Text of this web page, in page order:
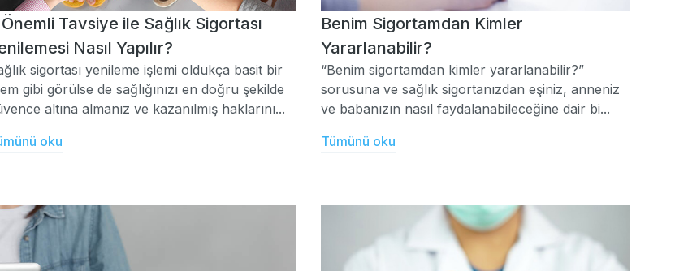
Tavsiye ile Sağlık Sigortası
Nasıl Yapılır?
sigortası yenileme işlemi oldukça basit bir
gibi görülse de sağlığınızı en doğru şekilde
altına almanız ve kazanılmış haklarını...
oku
Benim Sigortamdan Kimler
Yararlanabilir?
“Benim sigortamdan kimler yararlanabilir?”
sorusuna ve sağlık sigortanızdan eşiniz, anneniz
ve babanızın nasıl faydalanabileceğine dair bi...
Tümünü oku